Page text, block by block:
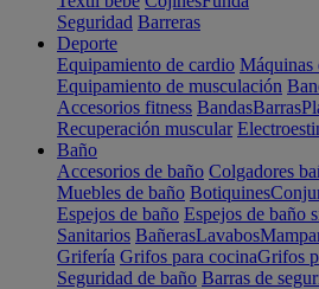
Seguridad Barreras
Deporte
Equipamiento de cardio Máquinas
Equipamiento de musculación
Accesorios fitness BandasBarras
Recuperación muscular
Baño
Accesorios de baño Colgadores
Muebles de baño Botiquines
Espejos de baño Espejos de baño
Sanitarios BañerasLavabos
Grifería Grifos para cocinaGrifos
Seguridad de baño Barras de